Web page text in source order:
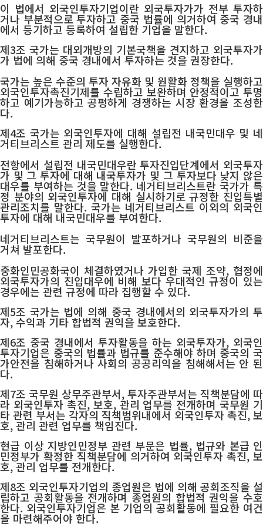
이 법에서 외국인투자기업이란 외국투자가가 전부 투자하
거나 부분적으로 투자하고 중국 법률에 의거하여 중국 경내
에서 등기하고 등록하여 설립한 기업을 말한다.
제3조 국가는 대외개방의 기본국책을 견지하고 외국투자가
가 법에 의해 중국 경내에서 투자하는 것을 권장한다.
국가는 높은 수준의 투자 자유화 및 원활화 정책을 실행하고
외국인투자촉진기제를 수립하고 보완하며 안정적이고 투명
하고 예기가능하고 공평하게 경쟁하는 시장 환경을 조성한
다.
제4조 국가는 외국인투자에 대해 설립전 내국민대우 및 네
거티브리스트 관리 제도를 실행한다.
전항에서 설립전 내국민대우란 투자진입단계에서 외국투자
가 및 그 투자에 대해 내국투자가 및 그 투자보다 낮지 않은
대우를 부여하는 것을 말한다. 네거티브리스트란 국가가 특
정 분야의 외국인투자에 대해 실시하기로 규정한 진입특별
관리조치를 말한다. 국가는 네거티브리스트 이외의 외국인
투자에 대해 내국민대우를 부여한다.
네거티브리스트는 국무원이 발포하거나 국무원의 비준을
거쳐 발포한다.
중화인민공화국이 체결하였거나 가입한 국제 조약, 협정에
외국투자가의 진입대우에 비해 보다 우대적인 규정이 있는
경우에는 관련 규정에 따라 집행할 수 있다.
제5조 국가는 법에 의해 중국 경내에서의 외국투자가의 투
자, 수익과 기타 합법적 권익을 보호한다.
제6조 중국 경내에서 투자활동을 하는 외국투자가, 외국인
투자기업은 중국의 법률과 법규를 준수해야 하며 중국의 국
가안전을 침해하거나 사회의 공공리익을 침해해서는 안 된
다.
제7조 국무원 상무주관부서, 투자주관부서는 직책분담에 따
라 외국인투자 촉진, 보호, 관리 업무를 전개하며 국무원 기
타 관련 부서는 각자의 직책범위내에서 외국인투자 촉진, 보
호, 관리 관련 업무를 책임진다.
현급 이상 지방인민정부 관련 부문은 법률, 법규와 본급 인
민정부가 확정한 직책분담에 의거하여 외국인투자 촉진, 보
호, 관리 업무를 전개한다.
제8조 외국인투자기업의 종업원은 법에 의해 공회조직을 설
립하고 공회활동을 전개하며 종업원의 합법적 권익을 수호
한다. 외국인투자기업은 본 기업의 공회활동에 필요한 여건
을 마련해주어야 한다.